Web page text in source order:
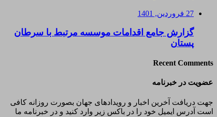
27 فروردین, 1401
گزارش جامع اقدامات موسسه مرتبط با سرطان
پستان
Recent Comments
عضویت در خبرنامه
جهت دریافت آخرین اخبار و رویدادهای جهان بصورت روزانه کافی
است آدرس ایمیل خود را در باکس زیر وارد کنید و در خبرنامه ما